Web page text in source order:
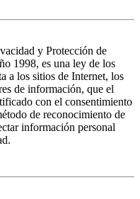
y Protección de
1998, es una ley de los
a los sitios de Internet, los
de información, que el
con el consentimiento
de reconocimiento de
información personal